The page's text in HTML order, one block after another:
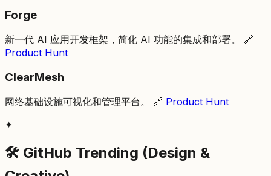
Forge
新一代 AI 应用开发框架，简化 AI 功能的集成和部署。 🔗
Product Hunt
ClearMesh
网络基础设施可视化和管理平台。 🔗 Product Hunt
✦
🛠️ GitHub Trending (Design &